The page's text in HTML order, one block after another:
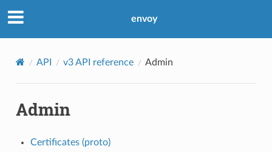
envoy
API v3 API reference Admin
Admin
Certificates (proto)